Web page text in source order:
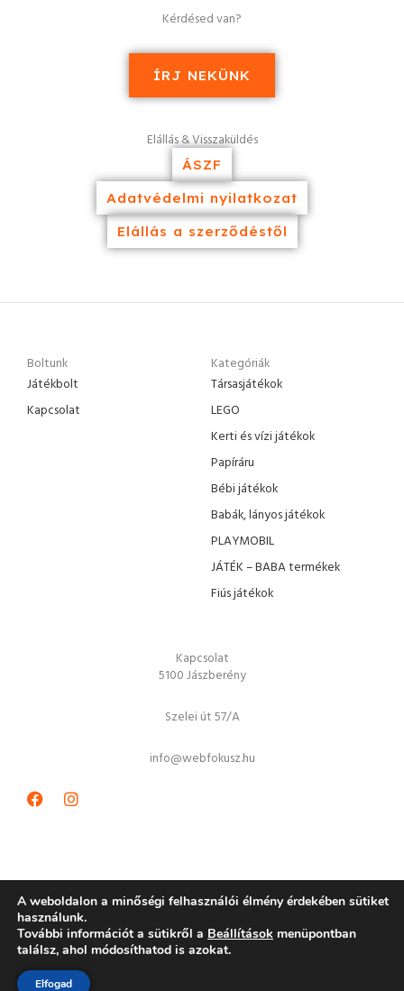
Kérdésed van?
ÍRJ NEKÜNK
Elállás & Visszaküldés
ÁSZF
Adatvédelmi nyilatkozat
Elállás a szerződéstől
Boltunk
Játékbolt
Kapcsolat
Kategóriák
Társasjátékok
LEGO
Kerti és vízi játékok
Papíráru
Bébi játékok
Babák, lányos játékok
PLAYMOBIL
JÁTÉK – BABA termékek
Fiús játékok
Kapcsolat
5100 Jászberény
Szelei út 57/A
info@webfokusz.hu
FacebookInstagram
Copyright © 2026 JátékGURU játékbolt
A weboldalon a minőségi felhasználói élmény érdekében sütiket
használunk.
További információt a sütikről a Beállítások menüpontban
találsz, ahol módosíthatod is azokat.
Elfogad